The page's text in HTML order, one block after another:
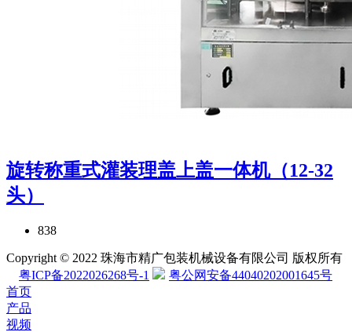
旋转称重式灌装理盖上盖一体机（12-32
头）
838
Copyright © 2022 珠海市精广包装机械设备有限公司 版权所有
粤ICP备2022026268号-1
粤公网安备44040202001645号
首页
产品
视频